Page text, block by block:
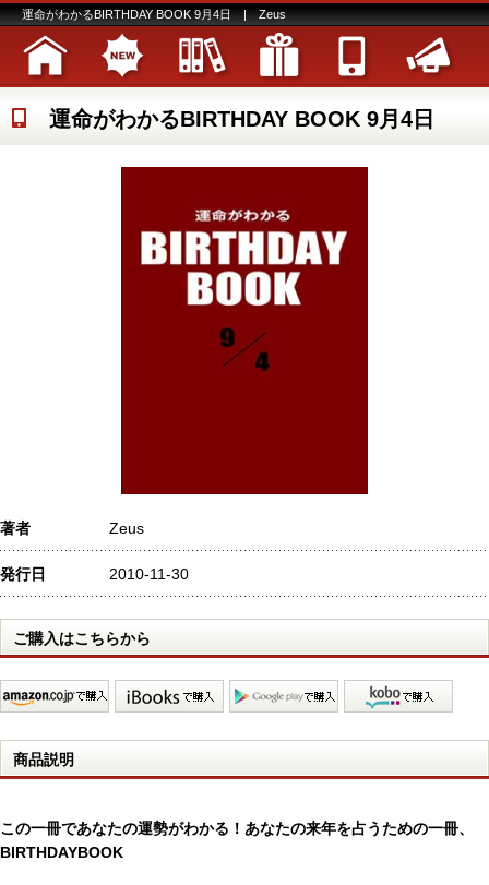
運命がわかるBIRTHDAY BOOK 9月4日 | Zeus
運命がわかるBIRTHDAY BOOK 9月4日
著者 Zeus
発行日 2010-11-30
ご購入はこちらから
商品説明
この一冊であなたの運勢がわかる！あなたの来年を占うための一冊、
BIRTHDAYBOOK